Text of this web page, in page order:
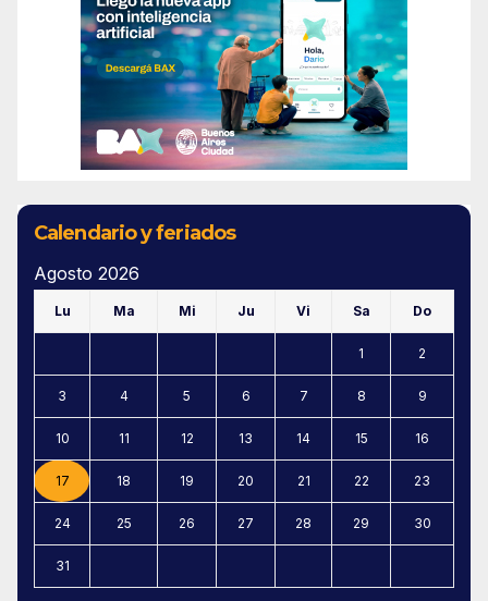
Calendario y feriados
Agosto 2026
Lu Ma Mi Ju Vi Sa Do
1 2
3 4 5 6 7 8 9
10 11 12 13 14 15 16
17 18 19 20 21 22 23
24 25 26 27 28 29 30
31